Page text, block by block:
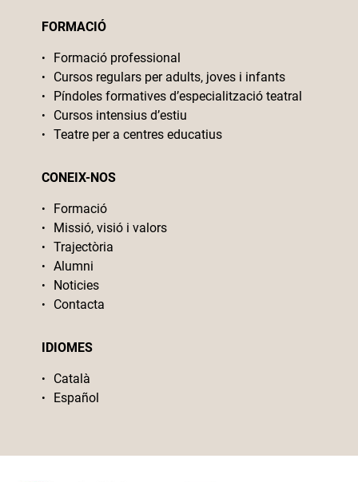
FORMACIÓ
Formació professional
Cursos regulars per adults, joves i infants
Píndoles formatives d’especialització teatral
Cursos intensius d’estiu
Teatre per a centres educatius
CONEIX-NOS
Formació
Missió, visió i valors
Trajectòria
Alumni
Noticies
Contacta
IDIOMES
Català
Español